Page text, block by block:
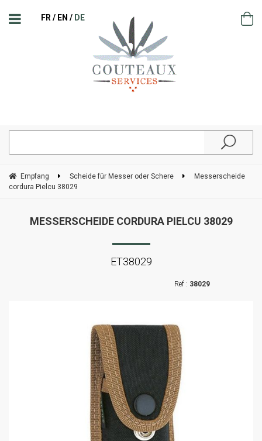
FR EN DE
Empfang Scheide für Messer oder Schere
Messerscheide
cordura Pielcu 38029
MESSERSCHEIDE CORDURA PIELCU 38029
ET38029
38029